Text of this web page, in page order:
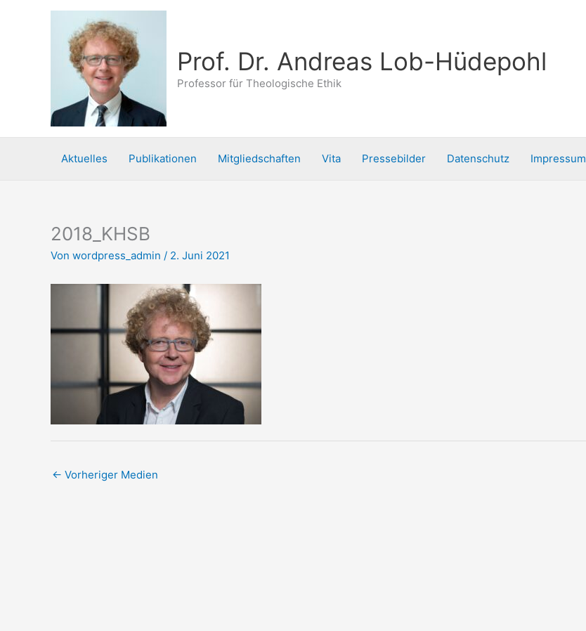
Prof. Dr. Andreas Lob-Hüdepohl
Professor für Theologische Ethik
Aktuelles Publikationen Mitgliedschaften Vita Pressebilder Datenschutz Impressum
2018_KHSB
Von wordpress_admin / 2. Juni 2021
← Vorheriger Medien